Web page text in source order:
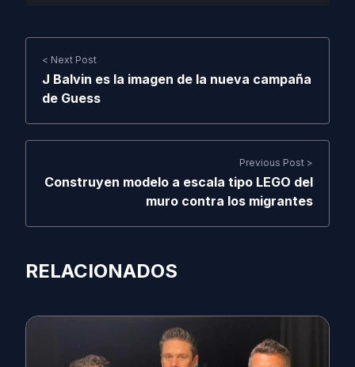
< Next Post
J Balvin es la imagen de la nueva campaña
de Guess
Previous Post >
Construyen modelo a escala tipo LEGO del
muro contra los migrantes
RELACIONADOS